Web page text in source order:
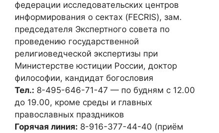
федерации исследовательских центров
информирования о сектах (FECRIS), зам.
председателя Экспертного совета по
проведению государственной
религиоведческой экспертизы при
Министерстве юстиции России, доктор
философии, кандидат богословия
Тел.: 8-495-646-71-47 — по будням с 12.00
до 19.00, кроме среды и главных
православных праздников
Горячая линия: 8-916-377-44-40 (приём